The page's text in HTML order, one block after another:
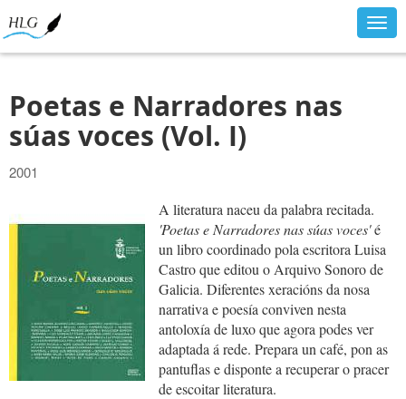
Poetas e Narradores nas
súas voces (Vol. I)
2001
A literatura naceu da palabra recitada.
'Poetas e Narradores nas súas voces'é
un libro coordinado pola escritora Luisa
Castro que editou o Arquivo Sonoro de
Galicia. Diferentes xeracións da nosa
narrativa e poesía conviven nesta
antoloxía de luxo que agora podes ver
adaptada á rede. Prepara un café, pon as
pantuflas e disponte a recuperar o pracer
de escoitar literatura.